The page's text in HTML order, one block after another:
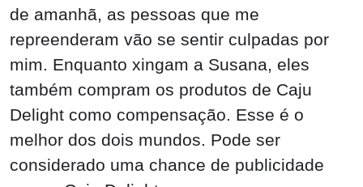
de amanhã, as pessoas que me
repreenderam vão se sentir culpadas por
mim. Enquanto xingam a Susana, eles
também compram os produtos de Caju
Delight como compensação. Esse é o
melhor dos dois mundos. Pode ser
considerado uma chance de publicidade